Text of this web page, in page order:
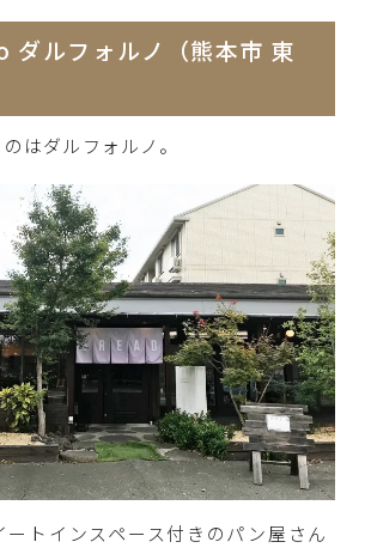
ルフォルノ（熊本市 東
はダルフォルノ。
ートインスペース付きのパン屋さん